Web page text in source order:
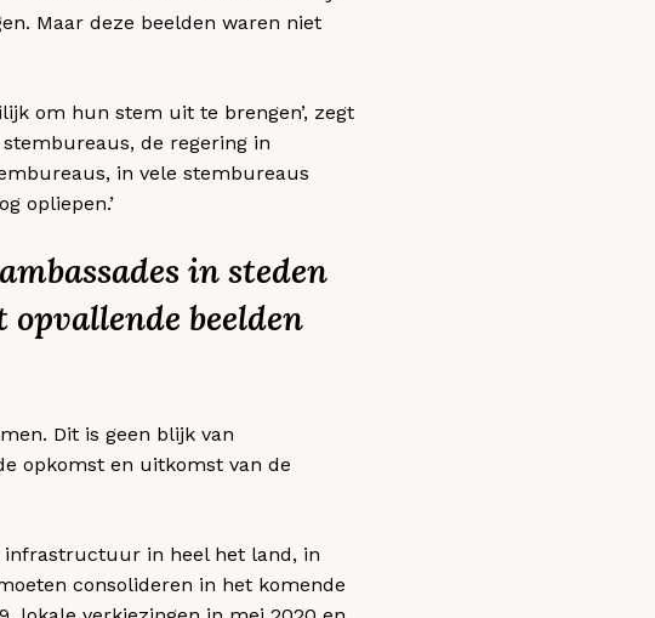
Maar deze beelden waren niet
om hun stem uit te brengen’, zegt
de regering in
in vele stembureaus
opliepen.’
in steden
beelden
Dit is geen blijk van
opkomst en uitkomst van de
infrastructuur in heel het land, in
consolideren in het komende